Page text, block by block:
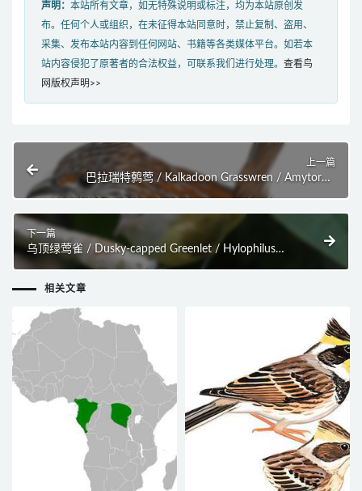
声明： 本站所有文章，如无特殊说明或标注，均为本站原创发
布。任何个人或组织，在未征得本站同意时，禁止复制、盗用、
采集、发布本站内容到任何网站、书籍等各类媒体平台。如若本
站内容侵犯了原著者的合法权益，可联系我们进行处理。 查看鸟
网版权声明>>
上一篇
巴拉瑞特鹩莺 / Kalkadoon Grasswren / Amytornis
下一篇
乌顶绿莺雀 / Dusky-capped Greenlet / Hylophilus
hypoxanthus
相关文章